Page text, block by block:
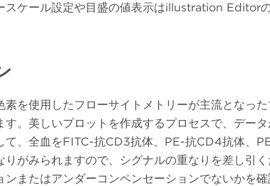
スケール設定や目盛の値表示はillustration Editor
を使用したフローサイトメトリーが主流となっ
す。美しいプロットを作成するプロセスで、デー
て、全血をFITC-抗CD3抗体、PE-抗CD4抗体、
りがみられますので、シグナルの重なりを差し引
またはアンダーコンペンセーションでないかを確